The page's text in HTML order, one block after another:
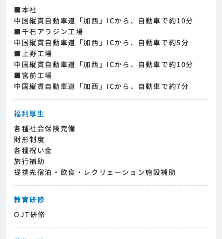
■本社
中国縦貫自動車道「加西」ICから、自動車で約10分
■千石アラジン工場
中国縦貫自動車道「加西」ICから、自動車で約5分
■上野工場
中国縦貫自動車道「加西」ICから、自動車で約10分
■宮前工場
中国縦貫自動車道「加西」ICから、自動車で約7分
福利厚生
各種社会保険完備
財形制度
各種祝い金
旅行補助
提携先宿泊・飲食・レクリェーション施設補助
教育研修
OJT研修